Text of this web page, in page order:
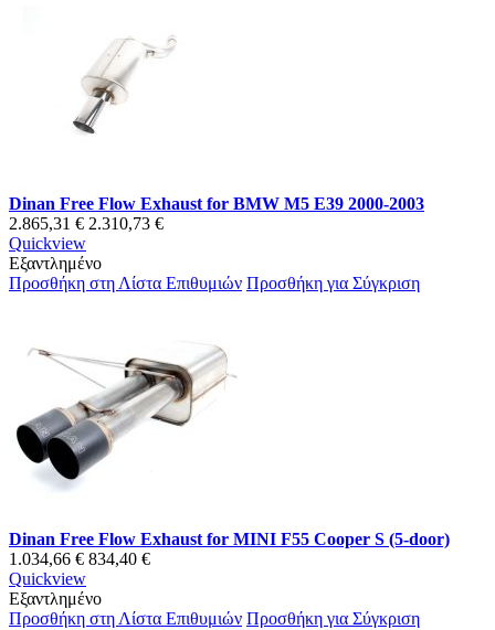
Dinan Free Flow Exhaust for BMW M5 E39 2000-2003
2.865,31 € 2.310,73 €
Quickview
Εξαντλημένο
Προσθήκη στη Λίστα Επιθυμιών Προσθήκη για Σύγκριση
Dinan Free Flow Exhaust for MINI F55 Cooper S (5-door)
1.034,66 € 834,40 €
Quickview
Εξαντλημένο
Προσθήκη στη Λίστα Επιθυμιών Προσθήκη για Σύγκριση